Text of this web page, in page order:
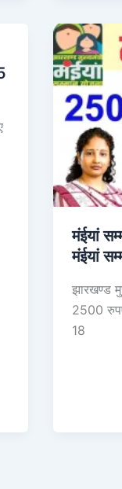
मंईयां
मंईयां
झारखण्ड
2500
18